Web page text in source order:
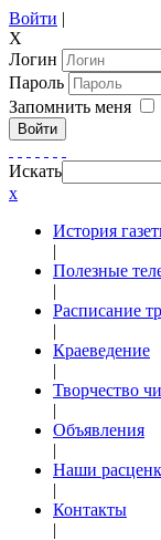
Войти |
X
Логин
Пароль
Запомнить меня
Войти
Искать
x
История
|
Полезные
|
Расписание
|
Краеведение
|
Творчество
|
Объявления
|
Наши
|
Контакты
|